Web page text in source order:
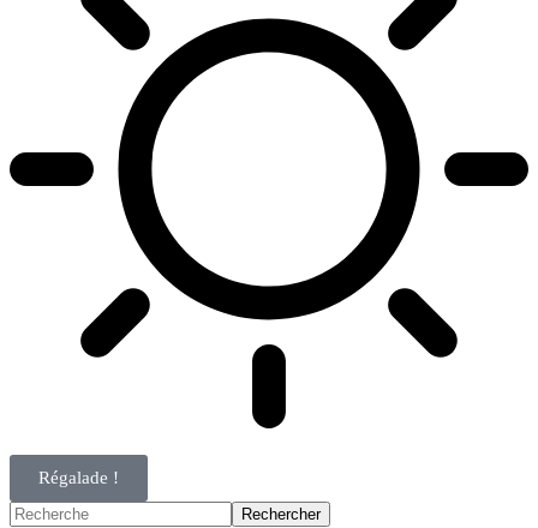
Régalade !